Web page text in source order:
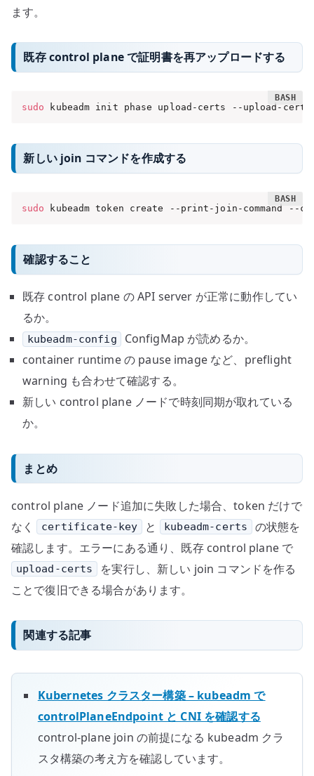
ます。
既存 control plane で証明書を再アップロードする
sudo kubeadm init phase upload-certs --upload-certs
新しい join コマンドを作成する
sudo kubeadm token create --print-join-command
確認すること
既存 control plane の API server が正常に動作してい
るか。
kubeadm-config
ConfigMap が読めるか。
container runtime の pause image など、preflight
warning も合わせて確認する。
新しい control plane ノードで時刻同期が取れている
か。
まとめ
control plane ノード追加に失敗した場合、token だけで
なく
certificate-key と kubeadm-certs
の状態を
確認します。エラーにある通り、既存 control plane で
upload-certs
を実行し、新しい join コマンドを作る
ことで復旧できる場合があります。
関連する記事
Kubernetes クラスター構築 – kubeadm で
controlPlaneEndpoint と CNI を確認する
control-plane join の前提になる kubeadm クラ
スタ構築の考え方を確認しています。